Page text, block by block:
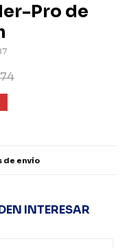
Pro de
de envío
INTERESAR